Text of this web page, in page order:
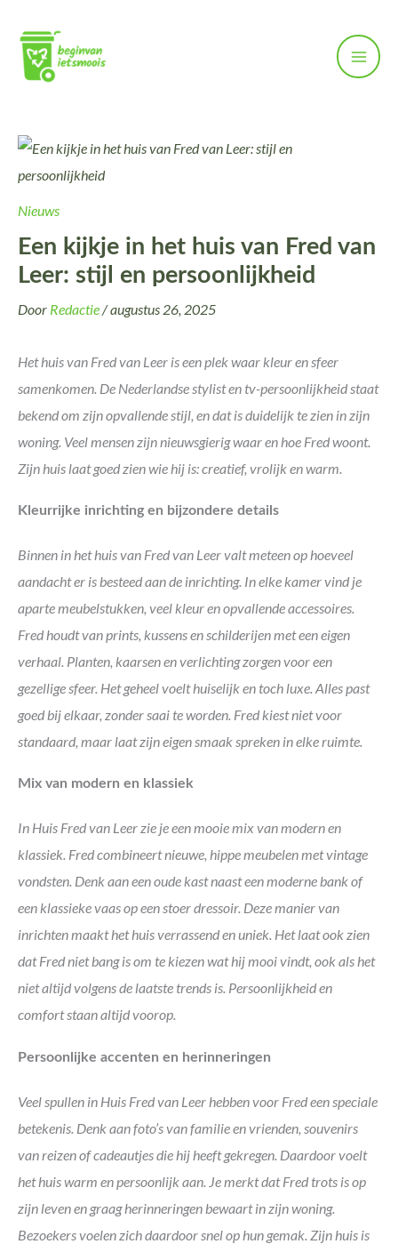
naar
Nieuws
Een kijkje in het huis van Fred van
Leer: stijl en persoonlijkheid
Door Redactie/augustus 26, 2025
Het huis van Fred van Leer is een plek waar kleur en sfeer
samenkomen. De Nederlandse stylist en tv-persoonlijkheid staat
bekend om zijn opvallende stijl, en dat is duidelijk te zien in zijn
woning. Veel mensen zijn nieuwsgierig waar en hoe Fred woont.
Zijn huis laat goed zien wie hij is: creatief, vrolijk en warm.
Kleurrijke inrichting en bijzondere details
Binnen in het huis van Fred van Leer valt meteen op hoeveel
aandacht er is besteed aan de inrichting. In elke kamer vind je
aparte meubelstukken, veel kleur en opvallende accessoires.
Fred houdt van prints, kussens en schilderijen met een eigen
verhaal. Planten, kaarsen en verlichting zorgen voor een
gezellige sfeer. Het geheel voelt huiselijk en toch luxe. Alles past
goed bij elkaar, zonder saai te worden. Fred kiest niet voor
standaard, maar laat zijn eigen smaak spreken in elke ruimte.
Mix van modern en klassiek
In Huis Fred van Leer zie je een mooie mix van modern en
klassiek. Fred combineert nieuwe, hippe meubelen met vintage
vondsten. Denk aan een oude kast naast een moderne bank of
een klassieke vaas op een stoer dressoir. Deze manier van
inrichten maakt het huis verrassend en uniek. Het laat ook zien
dat Fred niet bang is om te kiezen wat hij mooi vindt, ook als het
niet altijd volgens de laatste trends is. Persoonlijkheid en
comfort staan altijd voorop.
Persoonlijke accenten en herinneringen
Veel spullen in Huis Fred van Leer hebben voor Fred een speciale
betekenis. Denk aan foto’s van familie en vrienden, souvenirs
van reizen of cadeautjes die hij heeft gekregen. Daardoor voelt
het huis warm en persoonlijk aan. Je merkt dat Fred trots is op
zijn leven en graag herinneringen bewaart in zijn woning.
Bezoekers voelen zich daardoor snel op hun gemak. Zijn huis is